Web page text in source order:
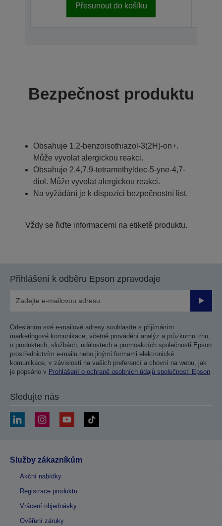
Přesunout do košíku
Bezpečnost produktu
Obsahuje 1,2-benzoisothiazol-3(2H)-on+.
Může vyvolat alergickou reakci.
Obsahuje 2,4,7,9-tetramethyldec-5-yne-4,7-
diol. Může vyvolat alergickou reakci.
Na vyžádání je k dispozici bezpečnostní list.
Vždy se řiďte informacemi na etiketě produktu.
Přihlášení k odběru Epson zpravodaje
Odesláním své e-mailové adresy souhlasíte s přijímáním
marketingové komunikace, včetně provádění analýz a průzkumů trhu,
o produktech, službách, událostech a promoakcích společnosti Epson
prostřednictvím e-mailu nebo jinými formami elektronické
komunikace, v závislosti na vašich preferencí a chovní na webu, jak
je popsáno v Prohlášení o ochraně osobních údajů společnosti Epson
Sledujte nás
Služby zákazníkům
Akční nabídky
Registrace produktu
Vrácení objednávky
Ověření záruky